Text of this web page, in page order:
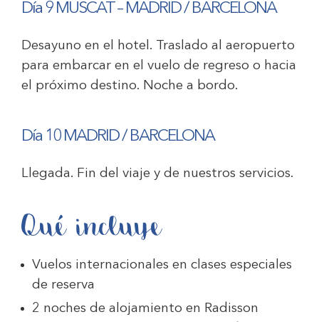
Día 9 MUSCAT – MADRID / BARCELONA
Desayuno en el hotel. Traslado al aeropuerto
para embarcar en el vuelo de regreso o hacia
el próximo destino. Noche a bordo.
Día 10 MADRID / BARCELONA
Llegada. Fin del viaje y de nuestros servicios.
Qué incluye
Vuelos internacionales en clases especiales
de reserva
2 noches de alojamiento en Radisson